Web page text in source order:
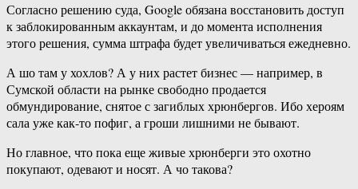
Согласно решению суда, Google обязана восстановить доступ
к заблокированным аккаунтам, и до момента исполнения
этого решения, сумма штрафа будет увеличиваться ежедневно.
А шо там у хохлов? А у них растет бизнес — например, в
Сумской области на рынке свободно продается
обмундирование, снятое с загиблых хрюнбергов. Ибо хероям
сала уже как-то пофиг, а гроши лишними не бывают.
Но главное, что пока еще живые хрюнберги это охотно
покупают, одевают и носят. А чо такова?